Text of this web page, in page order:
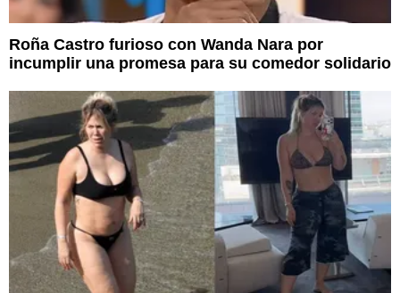
Roña Castro furioso con Wanda Nara por
incumplir una promesa para su comedor solidario